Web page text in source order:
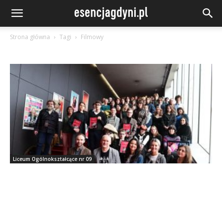
Strona główna Tagi Filmowy
Liceum Ogólnokształcące nr 09